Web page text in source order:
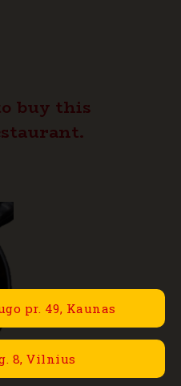
pr. 49, Kaunas
8, Vilnius
buy this